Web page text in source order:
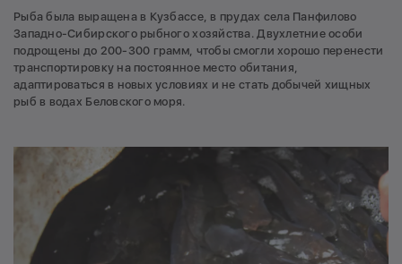
Рыба была выращена в Кузбассе, в прудах села Панфилово
Западно-Сибирского рыбного хозяйства. Двухлетние особи
подрощены до 200-300 грамм, чтобы смогли хорошо перенести
транспортировку на постоянное место обитания,
адаптироваться в новых условиях и не стать добычей хищных
рыб в водах Беловского моря.